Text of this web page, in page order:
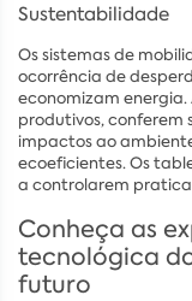
Sustentabilidade
Os sistemas de
ocorrência de
economizam energia.
produtivos, conferem
impactos ao
ecoeficientes. Os
a controlarem
Conheça as
tecnológica
futuro